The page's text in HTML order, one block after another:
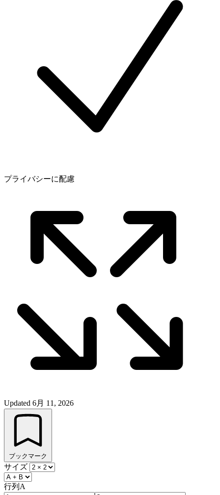
プライバシーに配慮
Updated 6月 11, 2026
ブックマーク
サイズ
行列A